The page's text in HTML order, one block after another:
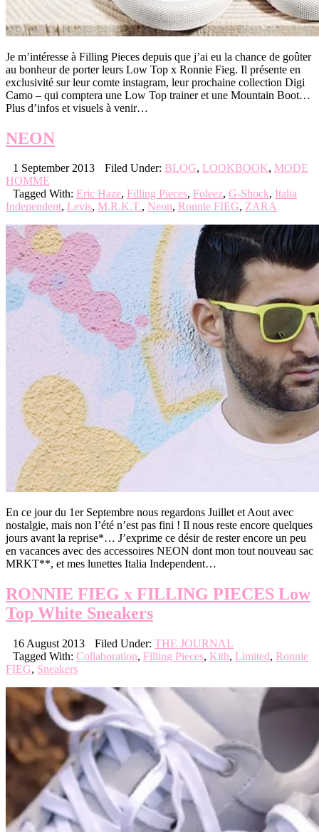
Je m’intéresse à Filling Pieces depuis que j’ai eu la chance de goûter
au bonheur de porter leurs Low Top x Ronnie Fieg. Il présente en
exclusivité sur leur comte instagram, leur prochaine collection Digi
Camo – qui comptera une Low Top trainer et une Mountain Boot…
Plus d’infos et visuels à venir…
NEON
1 September 2013 Filed Under: BLOG, LOOKBOOK, MODE
HOMME
Tagged With: Eric Haze, Filling Pieces, Foleez, G-Shock, Italia
Independent, Levis, M.R.K.T., Neon, Ronnie FIEG, ZARA
En ce jour du 1er Septembre nous regardons Juillet et Aout avec
nostalgie, mais non l’été n’est pas fini ! Il nous reste encore quelques
jours avant la reprise*… J’exprime ce désir de rester encore un peu
en vacances avec des accessoires NEON dont mon tout nouveau sac
MRKT**, et mes lunettes Italia Independent…
RONNIE FIEG x FILLING PIECES Low
Top White Sneakers
16 August 2013 Filed Under: THE JOURNAL
Tagged With: Collaboration, Filling Pieces, Kith, Limited, Ronnie
FIEG, Sneakers